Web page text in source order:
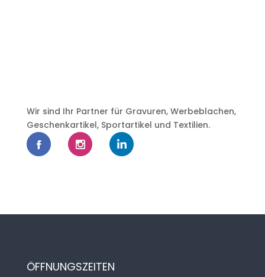
Wir sind Ihr Partner für Gravuren, Werbeblachen,
Geschenkartikel, Sportartikel und Textilien.
ÖFFNUNGSZEITEN